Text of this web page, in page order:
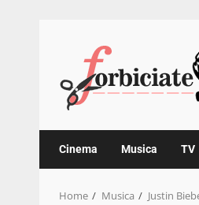
content
Cinema Musica TV
Home Musica Justin